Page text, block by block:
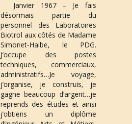
Janvier 1967 – Je fais
désormais partie du
personnel des Laboratoires
Biotrol aux côtés de Madame
Simonet-Haibe, le PDG.
J’occupe des postes
techniques, commerciaux,
administratifs…Je voyage,
j’organise, je construis, je
gagne beaucoup d’argent…je
reprends des études et ainsi
j’obtiens un diplôme